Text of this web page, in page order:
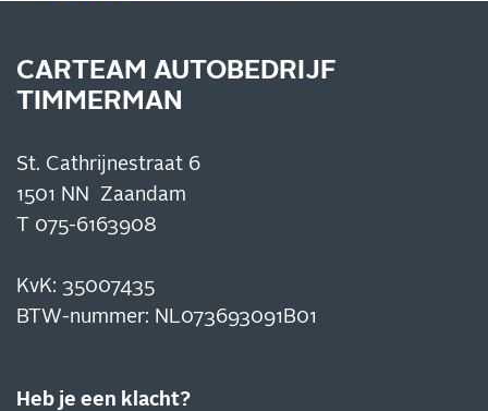
CARTEAM AUTOBEDRIJF
TIMMERMAN
St. Cathrijnestraat 6
1501 NN Zaandam
T 075-6163908
KvK: 35007435
BTW-nummer: NL073693091B01
Heb je een klacht?